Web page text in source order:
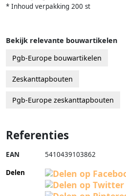
* Inhoud verpakking 200 st
Bekijk relevante bouwartikelen
Pgb-Europe bouwartikelen
Zeskanttapbouten
Pgb-Europe zeskanttapbouten
Referenties
EAN 5410439103862
Delen